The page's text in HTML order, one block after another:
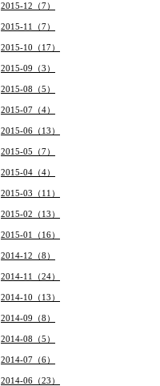
2015-12（7）
2015-11（7）
2015-10（17）
2015-09（3）
2015-08（5）
2015-07（4）
2015-06（13）
2015-05（7）
2015-04（4）
2015-03（11）
2015-02（13）
2015-01（16）
2014-12（8）
2014-11（24）
2014-10（13）
2014-09（8）
2014-08（5）
2014-07（6）
2014-06（23）